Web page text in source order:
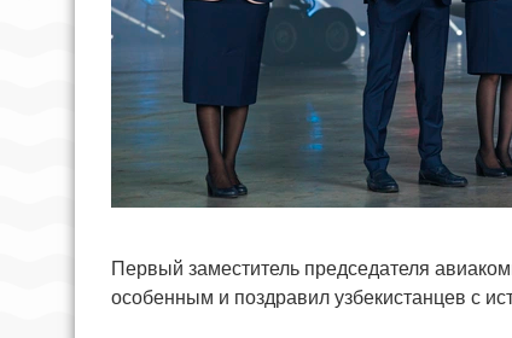
Первый заместитель председателя
особенным и поздравил узбекистанцев с